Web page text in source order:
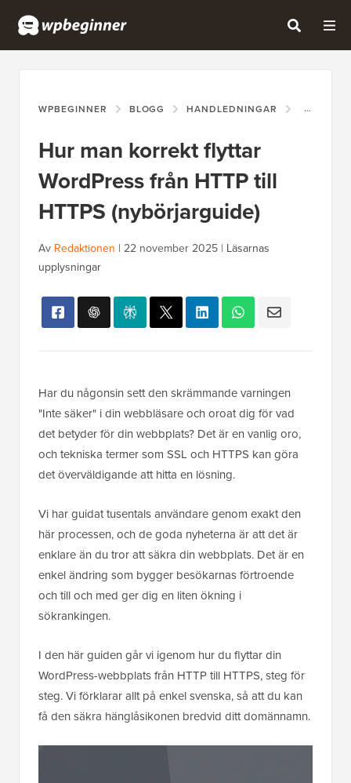
WPBEGINNER BLOGG HANDLEDNINGAR HUR
Hur man korrekt flyttar
WordPress från HTTP till
HTTPS (nybörjarguide)
Av Redaktionen | 22 november 2025 | Läsarnas
upplysningar
Har du någonsin sett den skrämmande varningen
"Inte säker" i din webbläsare och oroat dig för vad
det betyder för din webbplats? Det är en vanlig oro,
och tekniska termer som SSL och HTTPS kan göra
det överväldigande att hitta en lösning.
Vi har guidat tusentals användare genom exakt den
här processen, och de goda nyheterna är att det är
enklare än du tror att säkra din webbplats. Det är en
enkel ändring som bygger besökarnas förtroende
och till och med ger dig en liten ökning i
sökrankingen.
I den här guiden går vi igenom hur du flyttar din
WordPress-webbplats från HTTP till HTTPS, steg för
steg. Vi förklarar allt på enkel svenska, så att du kan
få den säkra hänglåsikonen bredvid ditt domännamn.